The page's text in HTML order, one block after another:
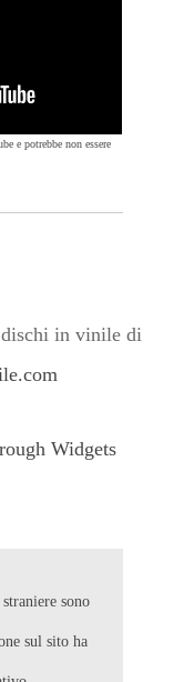
e potrebbe non essere
dischi in vinile di
Widgets
sono
sul sito ha